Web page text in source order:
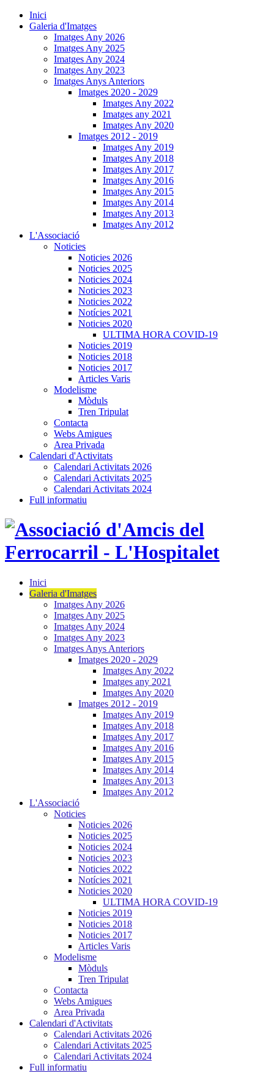
Inici
Galeria d'Imatges
Imatges Any 2026
Imatges Any 2025
Imatges Any 2024
Imatges Any 2023
Imatges Anys Anteriors
Imatges 2020 - 2029
Imatges Any 2022
Imatges any 2021
Imatges Any 2020
Imatges 2012 - 2019
Imatges Any 2019
Imatges Any 2018
Imatges Any 2017
Imatges Any 2016
Imatges Any 2015
Imatges Any 2014
Imatges Any 2013
Imatges Any 2012
L'Associació
Noticies
Noticies 2026
Noticies 2025
Noticies 2024
Noticies 2023
Noticies 2022
Notícies 2021
Noticies 2020
ULTIMA HORA COVID-19
Noticies 2019
Noticies 2018
Noticies 2017
Articles Varis
Modelisme
Mòduls
Tren Tripulat
Contacta
Webs Amigues
Area Privada
Calendari d'Activitats
Calendari Activitats 2026
Calendari Activitats 2025
Calendari Activitats 2024
Full informatiu
Inici
Galeria d'Imatges
Imatges Any 2026
Imatges Any 2025
Imatges Any 2024
Imatges Any 2023
Imatges Anys Anteriors
Imatges 2020 - 2029
Imatges Any 2022
Imatges any 2021
Imatges Any 2020
Imatges 2012 - 2019
Imatges Any 2019
Imatges Any 2018
Imatges Any 2017
Imatges Any 2016
Imatges Any 2015
Imatges Any 2014
Imatges Any 2013
Imatges Any 2012
L'Associació
Noticies
Noticies 2026
Noticies 2025
Noticies 2024
Noticies 2023
Noticies 2022
Notícies 2021
Noticies 2020
ULTIMA HORA COVID-19
Noticies 2019
Noticies 2018
Noticies 2017
Articles Varis
Modelisme
Mòduls
Tren Tripulat
Contacta
Webs Amigues
Area Privada
Calendari d'Activitats
Calendari Activitats 2026
Calendari Activitats 2025
Calendari Activitats 2024
Full informatiu